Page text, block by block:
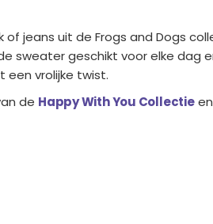
jeans uit de Frogs and Dogs
sweater geschikt voor elke
vrolijke twist.
de Happy With You Collectieen